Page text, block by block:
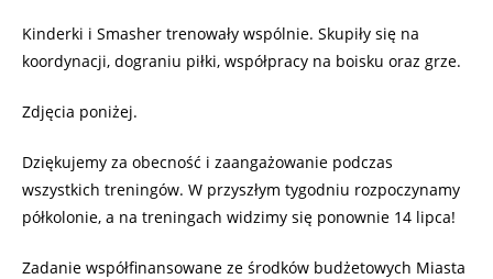
Kinderki i Smasher trenowały wspólnie. Skupiły się na
koordynacji, dograniu piłki, współpracy na boisku oraz grze.
Zdjęcia poniżej.
Dziękujemy za obecność i zaangażowanie podczas
wszystkich treningów. W przyszłym tygodniu rozpoczynamy
półkolonie, a na treningach widzimy się ponownie 14 lipca!
Zadanie współfinansowane ze środków budżetowych Miasta